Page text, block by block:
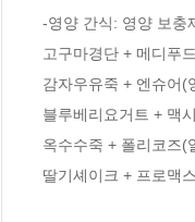
-영양 간식: 영양 보충
고구마경단 + 메디푸
감자우유죽 + 엔슈어(
블루베리요거트 + 맥
옥수수죽 + 폴리코즈(
딸기셰이크 + 프로맥